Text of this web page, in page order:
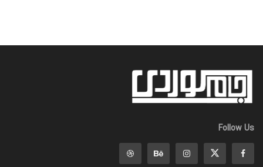
Follow Us